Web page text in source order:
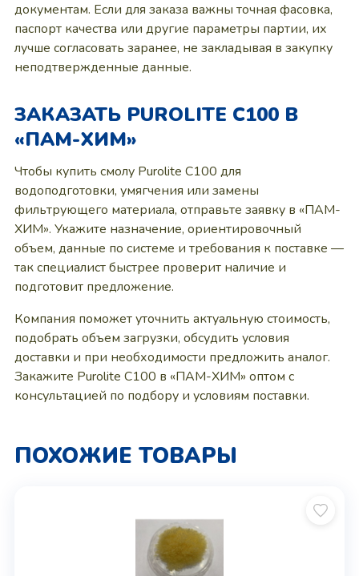
документам. Если для заказа важны точная фасовка,
паспорт качества или другие параметры партии, их
лучше согласовать заранее, не закладывая в закупку
неподтвержденные данные.
ЗАКАЗАТЬ PUROLITE C100 В
«ПАМ-ХИМ»
Чтобы купить смолу Purolite C100 для
водоподготовки, умягчения или замены
фильтрующего материала, отправьте заявку в «ПАМ-
ХИМ». Укажите назначение, ориентировочный
объем, данные по системе и требования к поставке —
так специалист быстрее проверит наличие и
подготовит предложение.
Компания поможет уточнить актуальную стоимость,
подобрать объем загрузки, обсудить условия
доставки и при необходимости предложить аналог.
Закажите Purolite C100 в «ПАМ-ХИМ» оптом с
консультацией по подбору и условиям поставки.
ПОХОЖИЕ ТОВАРЫ